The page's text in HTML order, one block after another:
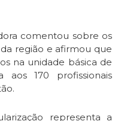
comentou sobre os
região e afirmou que
na unidade básica de
aos 170 profissionais
representa a